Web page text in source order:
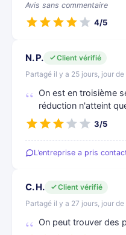
Avis sans commentaire
4/5
N. P.
Client vérifié
Partagé il y a 25 jours, jour
On est en troisième
réduction n'atteint
3/5
L’entreprise a pris
C. H.
Client vérifié
Partagé il y a 27 jours, jour
On peut trouver des